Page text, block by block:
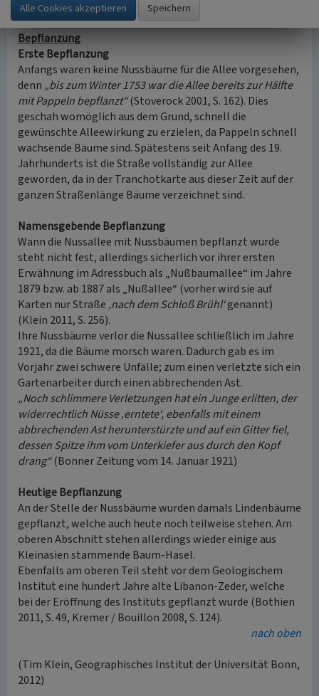
Bepflanzung
Erste Bepflanzung
Anfangs waren keine Nussbäume für die Allee vorgesehen,
denn „bis zum Winter 1753 war die Allee bereits zur Hälfte
mit Pappeln bepflanzt“(Stoverock 2001, S. 162). Dies
geschah womöglich aus dem Grund, schnell die
gewünschte Alleewirkung zu erzielen, da Pappeln schnell
wachsende Bäume sind. Spätestens seit Anfang des 19.
Jahrhunderts ist die Straße vollständig zur Allee
geworden, da in der Tranchotkarte aus dieser Zeit auf der
ganzen Straßenlänge Bäume verzeichnet sind.
Namensgebende Bepflanzung
Wann die Nussallee mit Nussbäumen bepflanzt wurde
steht nicht fest, allerdings sicherlich vor ihrer ersten
Erwähnung im Adressbuch als „Nußbaumallee“ im Jahre
1879 bzw. ab 1887 als „Nußallee“ (vorher wird sie auf
Karten nur Straße ‚nach dem Schloß Brühl‘genannt)
(Klein 2011, S. 256).
Ihre Nussbäume verlor die Nussallee schließlich im Jahre
1921, da die Bäume morsch waren. Dadurch gab es im
Vorjahr zwei schwere Unfälle; zum einen verletzte sich ein
Gartenarbeiter durch einen abbrechenden Ast.
„Noch schlimmere Verletzungen hat ein Junge erlitten, der
widerrechtlich Nüsse ‚erntete‘, ebenfalls mit einem
abbrechenden Ast herunterstürzte und auf ein Gitter fiel,
dessen Spitze ihm vom Unterkiefer aus durch den Kopf
drang“(Bonner Zeitung vom 14. Januar 1921)
Heutige Bepflanzung
An der Stelle der Nussbäume wurden damals Lindenbäume
gepflanzt, welche auch heute noch teilweise stehen. Am
oberen Abschnitt stehen allerdings wieder einige aus
Kleinasien stammende Baum-Hasel.
Ebenfalls am oberen Teil steht vor dem Geologischem
Institut eine hundert Jahre alte Libanon-Zeder, welche
bei der Eröffnung des Instituts gepflanzt wurde (Bothien
2011, S. 49, Kremer / Bouillon 2008, S. 124).
nach oben
(Tim Klein, Geographisches Institut der Universität Bonn,
2012)